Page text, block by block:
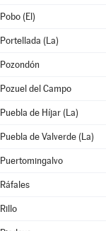
Pobo (El)
Portellada (La)
Pozondón
Pozuel del Campo
Puebla de Híjar (La)
Puebla de Valverde (La)
Puertomingalvo
Ráfales
Rillo